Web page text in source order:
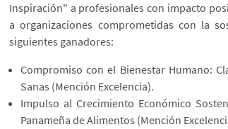
Inspiración" a profesionales con impacto
a organizaciones comprometidas con la
siguientes ganadores:
Compromiso con el Bienestar Humano:
Sanas (Mención Excelencia).
Impulso al Crecimiento Económico
Panameña de Alimentos (Mención